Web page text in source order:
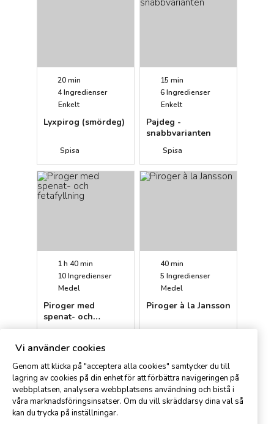
20 min
4Ingredienser
Enkelt
Lyxpirog (smördeg)
Spisa
15 min
6Ingredienser
Enkelt
Pajdeg -
snabbvarianten
Spisa
1 h 40 min
10Ingredienser
Medel
Piroger med
spenat- och
fetafyllning
40 min
5 Ingredienser
Medel
Piroger à la Jansson
Vi använder cookies
Genom att klicka på "acceptera alla cookies" samtycker du till
lagring av cookies på din enhet för att förbättra navigeringen på
webbplatsen, analysera webbplatsens användning och bistå i
våra marknadsföringsinsatser. Om du vill skräddarsy dina val så
kan du trycka på inställningar.